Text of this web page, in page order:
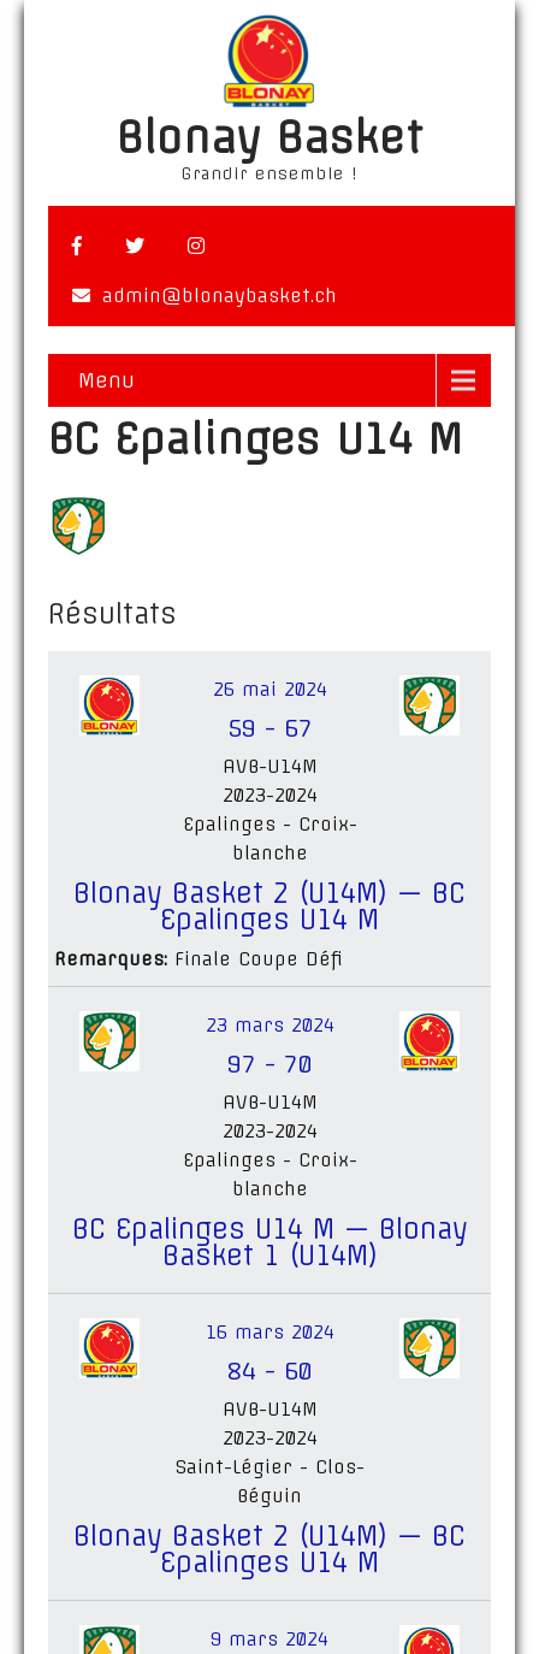
Blonay Basket
Grandir ensemble !
admin@blonaybasket.ch
Menu
BC Epalinges U14 M
Résultats
26 mai 2024
59 - 67
AVB-U14M
2023-2024
Epalinges - Croix-
blanche
Blonay Basket 2 (U14M) — BC
Epalinges U14 M
Remarques: Finale Coupe Défi
23 mars 2024
97 - 70
AVB-U14M
2023-2024
Epalinges - Croix-
blanche
BC Epalinges U14 M — Blonay
Basket 1 (U14M)
16 mars 2024
84 - 60
AVB-U14M
2023-2024
Saint-Légier - Clos-
Béguin
Blonay Basket 2 (U14M) — BC
Epalinges U14 M
9 mars 2024